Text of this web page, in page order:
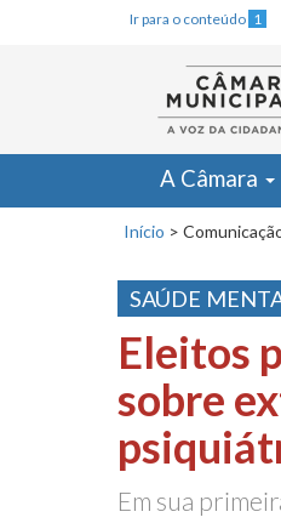
Ir para o conteúdo 1
A Câmara
Início >
SAÚDE
Eleitos
sobre
Em sua